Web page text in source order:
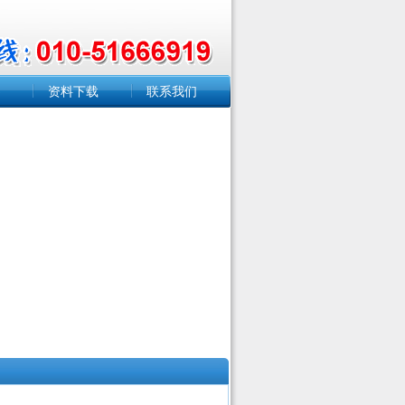
资料下载 联系我们